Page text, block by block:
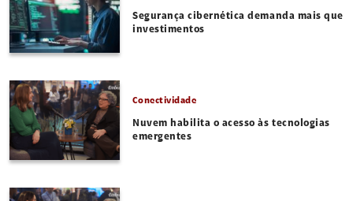
Segurança cibernética demanda mais que
investimentos
Conectividade
Nuvem habilita o acesso às tecnologias
emergentes